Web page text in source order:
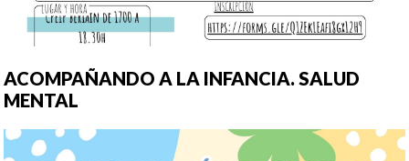
ACOMPAÑANDO A LA INFANCIA. SALUD
MENTAL